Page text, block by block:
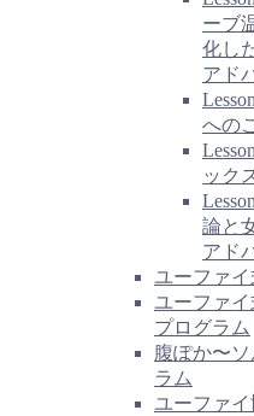
ーブ
化し
アド
への
ック
論と
アド
ユーファ
ユーファ
プログラム
腹ぽか〜
ラム
ユーファ